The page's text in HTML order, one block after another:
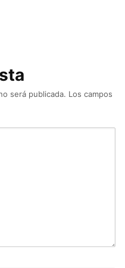
será publicada. Los campos